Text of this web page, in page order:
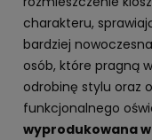
charakteru,
bardziej
osób, które pragną
odrobinę stylu oraz
funkcjonalnego
wyprodukowana w